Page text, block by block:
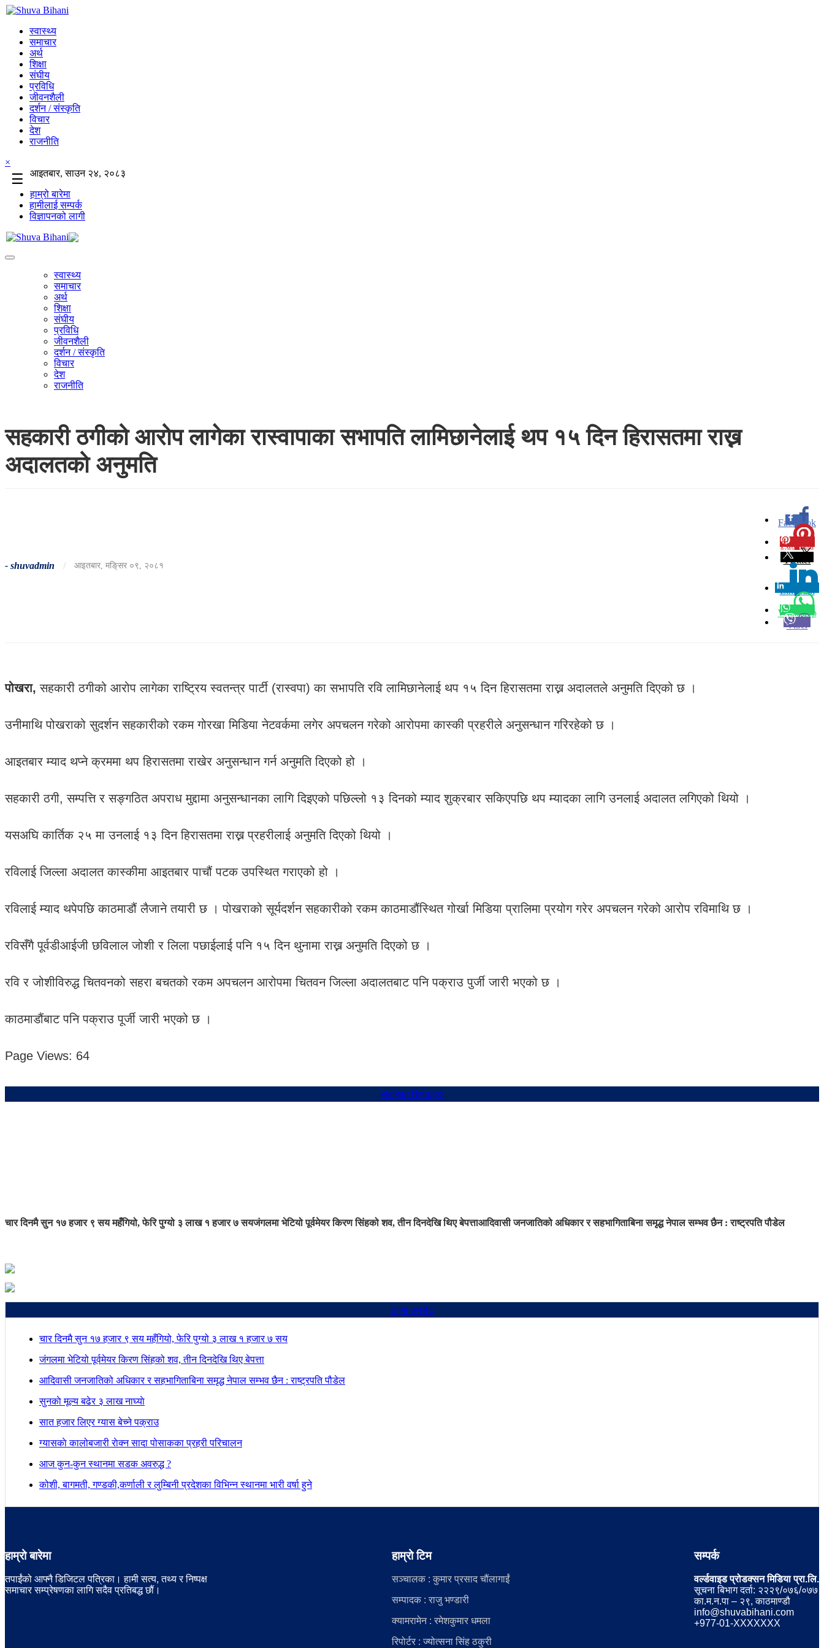
स्वास्थ्य
समाचार
अर्थ
शिक्षा
संघीय
प्रविधि
जीवनशैली
दर्शन / संस्कृति
विचार
देश
राजनीति
×
☰
आइतबार, साउन २४, २०८३
हाम्रो बारेमा
हामीलाई सम्पर्क
विज्ञापनको लागी
स्वास्थ्य
समाचार
अर्थ
शिक्षा
संघीय
प्रविधि
जीवनशैली
दर्शन / संस्कृति
विचार
देश
राजनीति
सहकारी ठगीको आरोप लागेका रास्वापाका सभापति लामिछानेलाई थप १५ दिन हिरासतमा राख्न
अदालतको अनुमति
- shuvadmin / आइतबार, मङि्सर ०९, २०८१
Facebook
0
Pinterest
Twitter
Linkedin
0
Whatsapp
Viber
पोखरा,सहकारी ठगीको आरोप लागेका राष्ट्रिय स्वतन्त्र पार्टी (रास्वपा) का सभापति रवि लामिछानेलाई थप १५ दिन हिरासतमा राख्न अदालतले अनुमति दिएको छ ।
उनीमाथि पोखराको सुदर्शन सहकारीको रकम गोरखा मिडिया नेटवर्कमा लगेर अपचलन गरेको आरोपमा कास्की प्रहरीले अनुसन्धान गरिरहेको छ ।
आइतबार म्याद थप्ने क्रममा थप हिरासतमा राखेर अनुसन्धान गर्न अनुमति दिएको हो ।
सहकारी ठगी, सम्पत्ति र सङ्गठित अपराध मुद्दामा अनुसन्धानका लागि दिइएको पछिल्लो १३ दिनको म्याद शुक्रबार सकिएपछि थप म्यादका लागि उनलाई अदालत लगिएको थियो ।
यसअघि कार्तिक २५ मा उनलाई १३ दिन हिरासतमा राख्न प्रहरीलाई अनुमति दिएको थियो ।
रविलाई जिल्ला अदालत कास्कीमा आइतबार पाचौं पटक उपस्थित गराएको हो ।
रविलाई म्याद थपेपछि काठमाडौं लैजाने तयारी छ । पोखराको सूर्यदर्शन सहकारीको रकम काठमाडौंस्थित गोर्खा मिडिया प्रालिमा प्रयोग गरेर अपचलन गरेको आरोप रविमाथि छ ।
रविसँगै पूर्वडीआईजी छविलाल जोशी र लिला पछाईलाई पनि १५ दिन थुनामा राख्न अनुमति दिएको छ ।
रवि र जोशीविरुद्ध चितवनको सहरा बचतको रकम अपचलन आरोपमा चितवन जिल्ला अदालतबाट पनि पक्राउ पुर्जी जारी भएको छ ।
काठमाडौंबाट पनि पक्राउ पूर्जी जारी भएको छ ।
Page Views: 64
संबन्धित शिर्षकहरु
चार दिनमै सुन १७ हजार ९ सय महँगियो, फेरि पुग्यो ३ लाख १ हजार ७ सयजंगलमा भेटियो पूर्वमेयर किरण सिंहको शव, तीन दिनदेखि थिए बेपत्ताआदिवासी जनजातिको अधिकार र सहभागिताबिना समृद्ध नेपाल सम्भव छैन : राष्ट्रपति पौडेल
ताजा अपडेट
चार दिनमै सुन १७ हजार ९ सय महँगियो, फेरि पुग्यो ३ लाख १ हजार ७ सय
जंगलमा भेटियो पूर्वमेयर किरण सिंहको शव, तीन दिनदेखि थिए बेपत्ता
आदिवासी जनजातिको अधिकार र सहभागिताबिना समृद्ध नेपाल सम्भव छैन : राष्ट्रपति पौडेल
सुनकाे मूल्य बढेर ३ लाख नाघ्याे
सात हजार लिएर ग्यास बेच्ने पक्राउ
ग्यासकाे कालोबजारी राेक्न सादा पोसाकका प्रहरी परिचालन
आज कुन-कुन स्थानमा सडक अवरुद्ध ?
कोशी, बागमती, गण्डकी,कर्णाली र लुम्बिनी प्रदेशका विभिन्न स्थानमा भारी वर्षा हुने
हाम्रो बारेमा
तपाईंको आफ्नै डिजिटल पत्रिका। हामी सत्य, तथ्य र निष्पक्ष
समाचार सम्प्रेषणका लागि सदैव प्रतिबद्ध छौं।
हाम्रो टिम
सञ्चालक : कुमार प्रसाद चौंलागाईं
सम्पादक : राजु भण्डारी
क्यामरामेन : रमेशकुमार धमला
रिपोर्टर : ज्योत्सना सिंह ठकुरी
सम्पर्क
वर्ल्डवाइड प्रोडक्सन मिडिया प्रा.लि.
सूचना बिभाग दर्ता: २२२९/०७६/०७७
का.म.न.पा – २९, काठमाण्डौ
info@shuvabihani.com
+977-01-XXXXXXX